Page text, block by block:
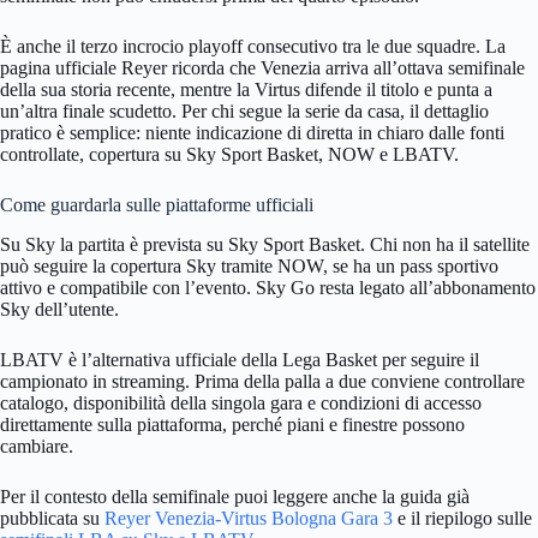
È anche il terzo incrocio playoff consecutivo tra le due squadre. La
pagina ufficiale Reyer ricorda che Venezia arriva all’ottava semifinale
della sua storia recente, mentre la Virtus difende il titolo e punta a
un’altra finale scudetto. Per chi segue la serie da casa, il dettaglio
pratico è semplice: niente indicazione di diretta in chiaro dalle fonti
controllate, copertura su Sky Sport Basket, NOW e LBATV.
Come guardarla sulle piattaforme ufficiali
Su Sky la partita è prevista su Sky Sport Basket. Chi non ha il satellite
può seguire la copertura Sky tramite NOW, se ha un pass sportivo
attivo e compatibile con l’evento. Sky Go resta legato all’abbonamento
Sky dell’utente.
LBATV è l’alternativa ufficiale della Lega Basket per seguire il
campionato in streaming. Prima della palla a due conviene controllare
catalogo, disponibilità della singola gara e condizioni di accesso
direttamente sulla piattaforma, perché piani e finestre possono
cambiare.
Per il contesto della semifinale puoi leggere anche la guida già
pubblicata su Reyer Venezia-Virtus Bologna Gara 3 e il riepilogo sulle